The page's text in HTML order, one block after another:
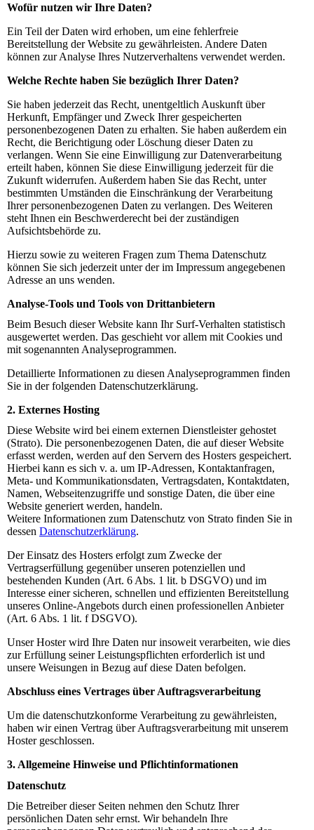
Wofür nutzen wir Ihre Daten?
Ein Teil der Daten wird erhoben, um eine fehlerfreie
Bereitstellung der Website zu gewährleisten. Andere Daten
können zur Analyse Ihres Nutzerverhaltens verwendet werden.
Welche Rechte haben Sie bezüglich Ihrer Daten?
Sie haben jederzeit das Recht, unentgeltlich Auskunft über
Herkunft, Empfänger und Zweck Ihrer gespeicherten
personenbezogenen Daten zu erhalten. Sie haben außerdem ein
Recht, die Berichtigung oder Löschung dieser Daten zu
verlangen. Wenn Sie eine Einwilligung zur Datenverarbeitung
erteilt haben, können Sie diese Einwilligung jederzeit für die
Zukunft widerrufen. Außerdem haben Sie das Recht, unter
bestimmten Umständen die Einschränkung der Verarbeitung
Ihrer personenbezogenen Daten zu verlangen. Des Weiteren
steht Ihnen ein Beschwerderecht bei der zuständigen
Aufsichtsbehörde zu.
Hierzu sowie zu weiteren Fragen zum Thema Datenschutz
können Sie sich jederzeit unter der im Impressum angegebenen
Adresse an uns wenden.
Analyse-Tools und Tools von Drittanbietern
Beim Besuch dieser Website kann Ihr Surf-Verhalten statistisch
ausgewertet werden. Das geschieht vor allem mit Cookies und
mit sogenannten Analyseprogrammen.
Detaillierte Informationen zu diesen Analyseprogrammen finden
Sie in der folgenden Datenschutzerklärung.
2. Externes Hosting
Diese Website wird bei einem externen Dienstleister gehostet
(Strato). Die personenbezogenen Daten, die auf dieser Website
erfasst werden, werden auf den Servern des Hosters gespeichert.
Hierbei kann es sich v. a. um IP-Adressen, Kontaktanfragen,
Meta- und Kommunikationsdaten, Vertragsdaten, Kontaktdaten,
Namen, Webseitenzugriffe und sonstige Daten, die über eine
Website generiert werden, handeln.
Weitere Informationen zum Datenschutz von Strato finden Sie in
dessen Datenschutzerklärung.
Der Einsatz des Hosters erfolgt zum Zwecke der
Vertragserfüllung gegenüber unseren potenziellen und
bestehenden Kunden (Art. 6 Abs. 1 lit. b DSGVO) und im
Interesse einer sicheren, schnellen und effizienten Bereitstellung
unseres Online-Angebots durch einen professionellen Anbieter
(Art. 6 Abs. 1 lit. f DSGVO).
Unser Hoster wird Ihre Daten nur insoweit verarbeiten, wie dies
zur Erfüllung seiner Leistungspflichten erforderlich ist und
unsere Weisungen in Bezug auf diese Daten befolgen.
Abschluss eines Vertrages über Auftragsverarbeitung
Um die datenschutzkonforme Verarbeitung zu gewährleisten,
haben wir einen Vertrag über Auftragsverarbeitung mit unserem
Hoster geschlossen.
3. Allgemeine Hinweise und Pflichtinformationen
Datenschutz
Die Betreiber dieser Seiten nehmen den Schutz Ihrer
persönlichen Daten sehr ernst. Wir behandeln Ihre